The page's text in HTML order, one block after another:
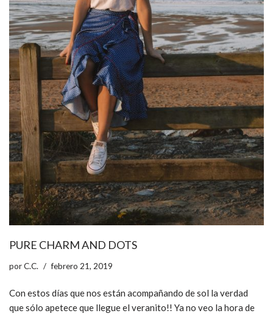
PURE CHARM AND DOTS
porC.C. febrero 21, 2019
Con estos días que nos están acompañando de sol la verdad
que sólo apetece que llegue el veranito!! Ya no veo la hora de